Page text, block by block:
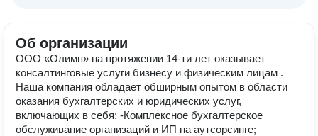
Об организации
ООО «Олимп» на протяжении 14-ти лет оказывает
консалтинговые услуги бизнесу и физическим лицам .
Наша компания обладает обширным опытом в области
оказания бухгалтерских и юридических услуг,
включающих в себя: -Комплексное бухгалтерское
обслуживание организаций и ИП на аутсорсинге;